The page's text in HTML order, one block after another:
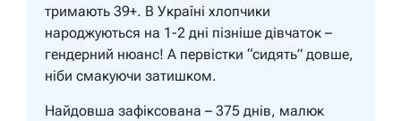
тримають 39+. В Україні хлопчики
народжуються на 1-2 дні пізніше дівчаток –
гендерний нюанс! А первістки “сидять” довше,
ніби смакуючи затишком.
Найдовша зафіксована – 375 днів, малюк